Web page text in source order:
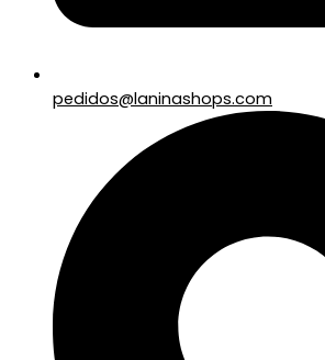
pedidos@laninashops.com